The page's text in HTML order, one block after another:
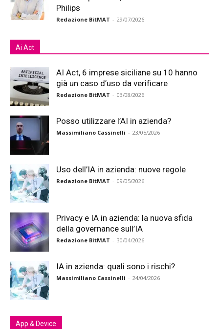
Philips
Redazione BitMAT - 29/07/2026
Ai Act
AI Act, 6 imprese siciliane su 10 hanno
già un caso d’uso da verificare
Redazione BitMAT - 03/08/2026
Posso utilizzare l’AI in azienda?
Massimiliano Cassinelli - 23/05/2026
Uso dell’IA in azienda: nuove regole
Redazione BitMAT - 09/05/2026
Privacy e IA in azienda: la nuova sfida
della governance sull’IA
Redazione BitMAT - 30/04/2026
IA in azienda: quali sono i rischi?
Massimiliano Cassinelli - 24/04/2026
App & Device